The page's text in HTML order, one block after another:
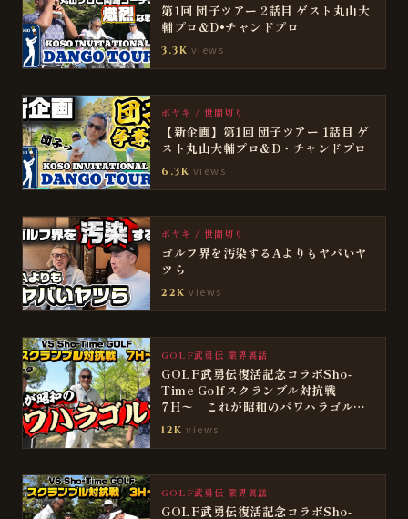
第1回 団子ツアー 2話目 ゲスト丸山大
輔プロ&D•チャンドプロ
3.3K views
ボヤキ / 世間切り
【新企画】第1回 団子ツアー 1話目 ゲ
スト丸山大輔プロ&D・チャンドプロ
6.3K views
ボヤキ / 世間切り
ゴルフ界を汚染するAよりもヤバいヤ
ツら
22K views
GOLF武勇伝 業界裏話
GOLF武勇伝復活記念コラボSho-
Time Golfスクランブル対抗戦
7H〜 これが昭和のパワハラゴル
フ、勝負の行方は
12K views
GOLF武勇伝 業界裏話
GOLF武勇伝復活記念コラボSho-